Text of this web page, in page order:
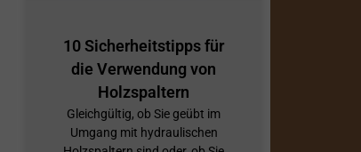
10 Sicherheitstipps für
die Verwendung von
Holzspaltern
Gleichgültig, ob Sie geübt im
Umgang mit hydraulischen